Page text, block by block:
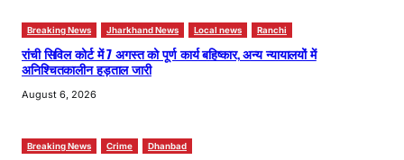
Breaking News Jharkhand News Local news Ranchi
रांची सिविल कोर्ट में 7 अगस्त को पूर्ण कार्य बहिष्कार, अन्य न्यायालयों में
अनिश्चितकालीन हड़ताल जारी
August 6, 2026
Breaking News Crime Dhanbad